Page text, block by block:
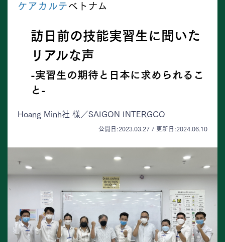
ケアカルテベトナム
訪日前の技能実習生に聞いた
リアルな声
-実習生の期待と日本に求められるこ
と-
Hoang Minh社 様／SAIGON INTERGCO
公開日:2023.03.27 / 更新日:2024.06.10